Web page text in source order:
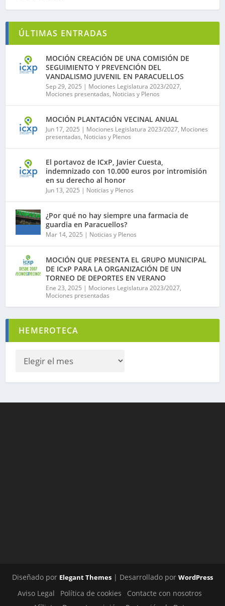
ÚLTIMAS ENTRADAS
MOCIÓN CREACIÓN DE UNA COMISIÓN DE
SEGUIMIENTO Y PREVENCIÓN DEL
VANDALISMO JUVENIL EN PARACUELLOS
Sep 29, 2025 | Mociones Legislatura 2023/2027,
Mociones presentadas, Noticias y Plenos
MOCIÓN PLANTACIÓN VECINAL ANUAL
Jun 17, 2025 | Mociones Legislatura 2023/2027, Mociones
presentadas, Noticias y Plenos
El portavoz de ICxP, Javier Cuesta,
indemnizado con 10.000 euros por intromisión
en su derecho al honor
Jun 13, 2025 | Noticias y Plenos
¿Por qué no hay siempre una farmacia de
guardia en Paracuellos?
Mar 14, 2025 | Noticias y Plenos
MOCIÓN QUE PRESENTA EL GRUPO MUNICIPAL
DE ICxP PARA LA ORGANIZACIÓN DE UN
TORNEO DE DEPORTES EN VERANO
Ene 23, 2025 | Mociones Legislatura 2023/2027,
Mociones presentadas
HEMEROTECA
Diseñado por Elegant Themes | Desarrollado por WordPress
Aviso Legal Política de cookies
Contacte con nosotros